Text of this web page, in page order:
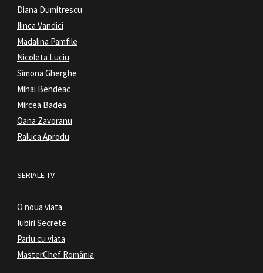
Diana Dumitrescu
Ilinca Vandici
Madalina Pamfile
Nicoleta Luciu
Simona Gherghe
Mihai Bendeac
Mircea Badea
Oana Zavoranu
Raluca Aprodu
SERIALE TV
O noua viata
Iubiri Secrete
Pariu cu viata
MasterChef România